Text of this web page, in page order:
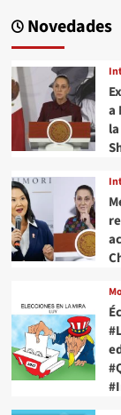
Novedades
a